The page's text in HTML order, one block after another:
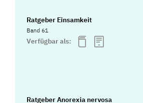
Ratgeber Einsamkeit
Band 61
Verfügbar als:
Ratgeber Anorexia nervosa